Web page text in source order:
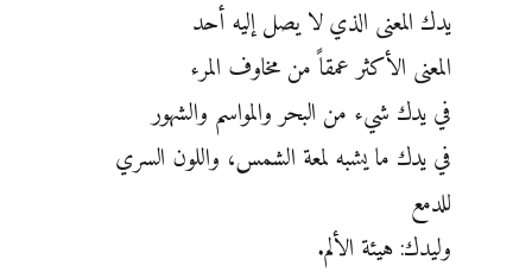
يدك المعنى الذي لا يصل إليه أحد
المعنى الأكثر عمقاً من مخاوف المرء
في يدك شيء من البحر والمواسم والشهور
في يدك ما يشبه لمعة الشمس، واللون السري
للدمع
وليدك: هيئة الألم.